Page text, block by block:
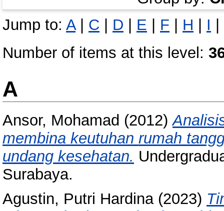
Jump to: A| C | D | E | F | H | I |
Number of items at this level:
A
Ansor, Mohamad (2012)
membina keutuhan rumah
undang kesehatan.
Surabaya.
Agustin, Putri Hardina(2023)